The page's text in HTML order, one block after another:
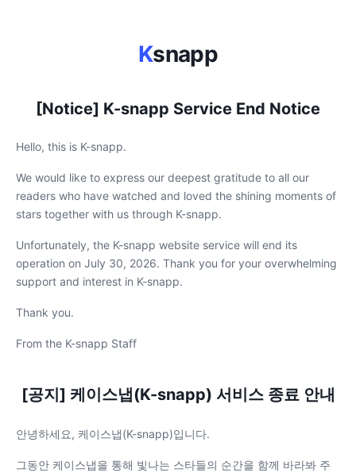
Ksnapp
[Notice] K-snapp Service End Notice
Hello, this is K-snapp.
We would like to express our deepest gratitude to all our
readers who have watched and loved the shining moments of
stars together with us through K-snapp.
Unfortunately, the K-snapp website service will end its
operation on July 30, 2026. Thank you for your overwhelming
support and interest in K-snapp.
Thank you.
From the K-snapp Staff
[공지] 케이스냅(K-snapp) 서비스 종료 안내
안녕하세요, 케이스냅(K-snapp)입니다.
그동안 케이스냅을 통해 빛나는 스타들의 순간을 함께 바라봐 주